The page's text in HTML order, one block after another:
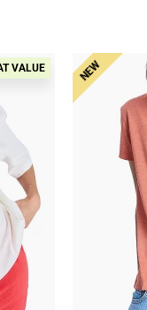
VALUE NEW